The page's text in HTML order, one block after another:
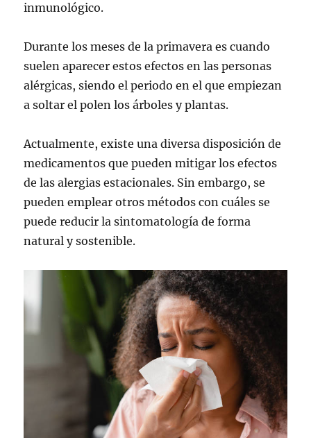
inmunológico.
Durante los meses de la primavera es cuando
suelen aparecer estos efectos en las personas
alérgicas, siendo el periodo en el que empiezan
a soltar el polen los árboles y plantas.
Actualmente, existe una diversa disposición de
medicamentos que pueden mitigar los efectos
de las alergias estacionales. Sin embargo, se
pueden emplear otros métodos con cuáles se
puede reducir la sintomatología de forma
natural y sostenible.